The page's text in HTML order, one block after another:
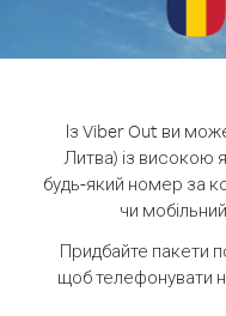
Із Viber Out ви
Литва) із високою
будь-який номер за
чи
Придбайте пакети
щоб телефонувати